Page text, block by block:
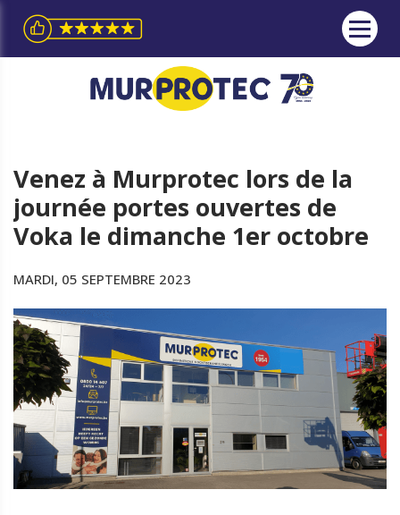
Venez à Murprotec lors de la
journée portes ouvertes de
Voka le dimanche 1er octobre
MARDI, 05 SEPTEMBRE 2023